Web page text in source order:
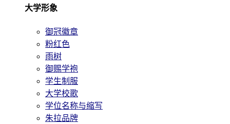
大学形象
御冠徽章
粉红色
雨树
御赐学袍
学生制服
大学校歌
学位名称与缩写
朱拉品牌